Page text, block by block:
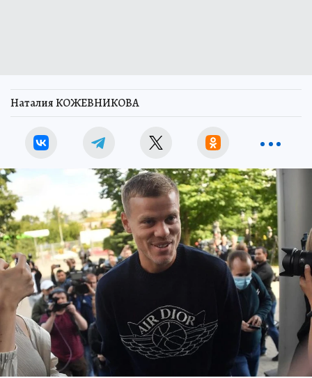
Наталия КОЖЕВНИКОВА